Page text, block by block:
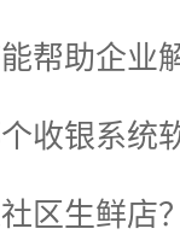
帮助企业
收银系统
区生鲜店